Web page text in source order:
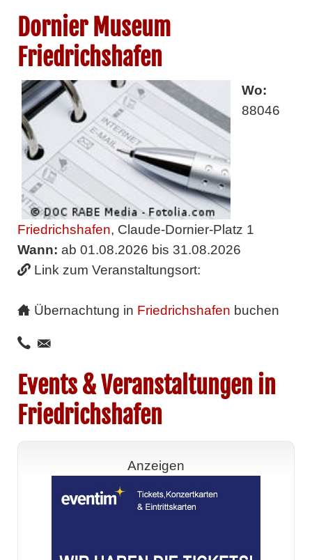
Dornier Museum
Friedrichshafen
Wo:
88046
Friedrichshafen, Claude-Dornier-Platz 1
Wann: ab 01.08.2026 bis 31.08.2026
Link zum Veranstaltungsort:
Übernachtung in Friedrichshafen buchen
Events & Veranstaltungen in
Friedrichshafen
Anzeigen